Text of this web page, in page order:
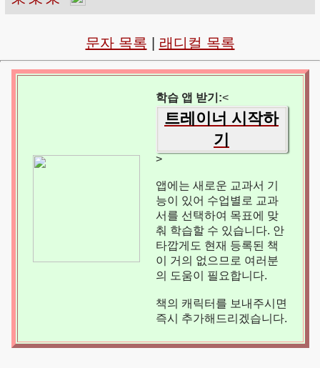
문자 목록 래디컬 목록
학습 앱 받기:<
트레이너 시작하
기
>
앱에는 새로운 교과서 기
능이 있어 수업별로 교과
서를 선택하여 목표에 맞
춰 학습할 수 있습니다. 안
타깝게도 현재 등록된 책
이 거의 없으므로 여러분
의 도움이 필요합니다.
책의 캐릭터를 보내주시면
즉시 추가해드리겠습니다.